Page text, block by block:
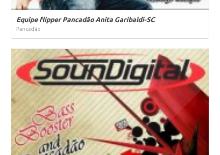
Equipe flipper Pancadão Anita Garibaldi-SC
Pancadão